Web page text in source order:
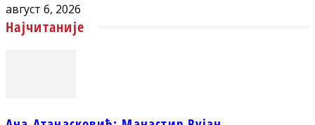
август 6, 2026
Најчитаније